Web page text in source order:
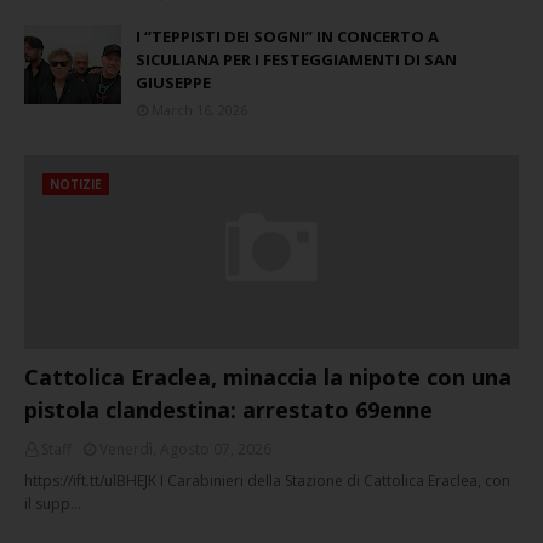
I “TEPPISTI DEI SOGNI” IN CONCERTO A
SICULIANA PER I FESTEGGIAMENTI DI SAN
GIUSEPPE
NOTIZIE
Cattolica Eraclea, minaccia la nipote con una
pistola clandestina: arrestato 69enne
https://ift.tt/ulBHEJK I Carabinieri della Stazione di Cattolica Eraclea, con
il supp…